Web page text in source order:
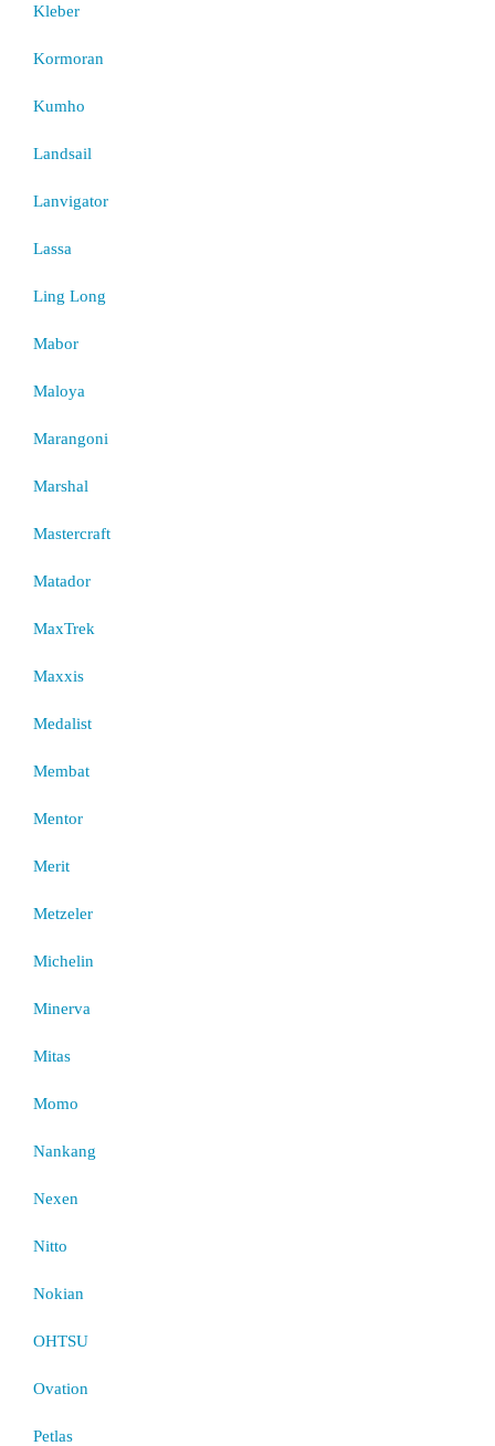
Kleber
Kormoran
Kumho
Landsail
Lanvigator
Lassa
Ling Long
Mabor
Maloya
Marangoni
Marshal
Mastercraft
Matador
MaxTrek
Maxxis
Medalist
Membat
Mentor
Merit
Metzeler
Michelin
Minerva
Mitas
Momo
Nankang
Nexen
Nitto
Nokian
OHTSU
Ovation
Petlas